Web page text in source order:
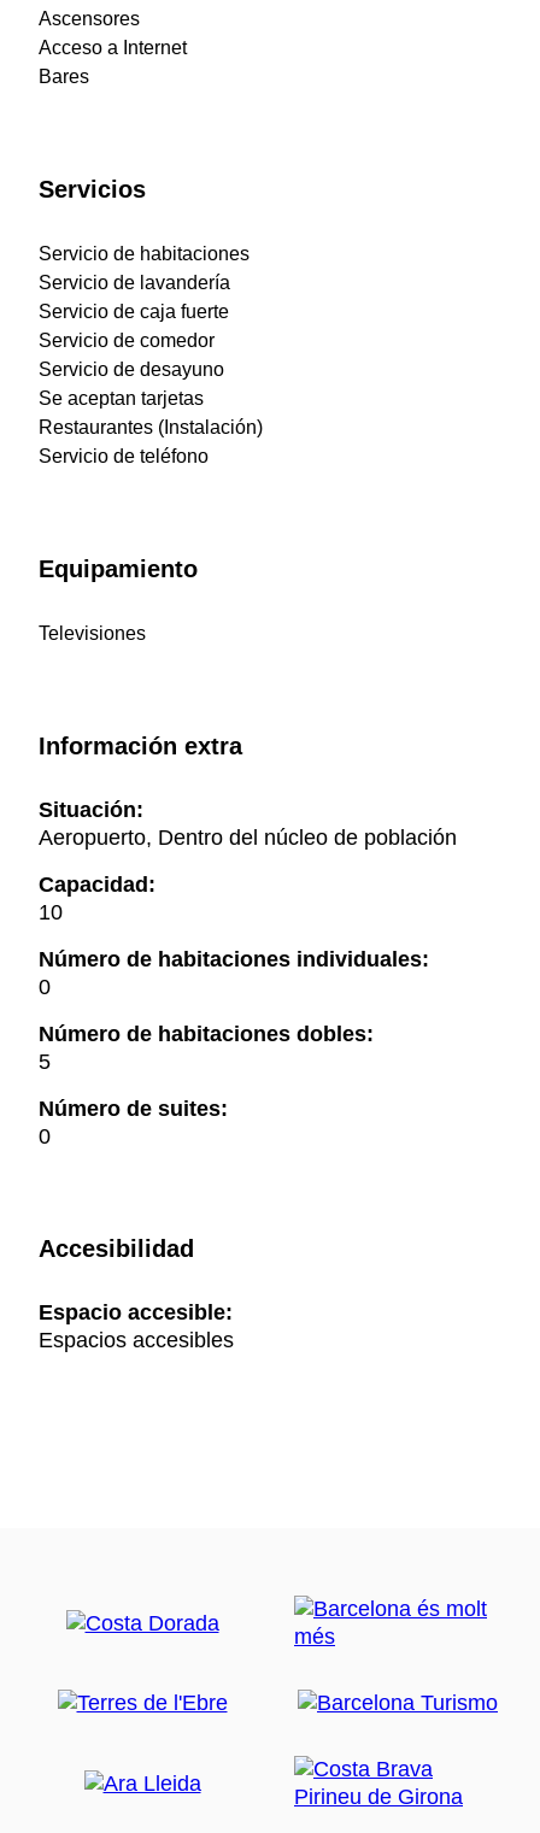
Ascensores
Acceso a Internet
Bares
Servicios
Servicio de habitaciones
Servicio de lavandería
Servicio de caja fuerte
Servicio de comedor
Servicio de desayuno
Se aceptan tarjetas
Restaurantes (Instalación)
Servicio de teléfono
Equipamiento
Televisiones
Información extra
Situación:
Aeropuerto, Dentro del núcleo de población
Capacidad:
10
Número de habitaciones individuales:
0
Número de habitaciones dobles:
5
Número de suites:
0
Accesibilidad
Espacio accesible:
Espacios accesibles